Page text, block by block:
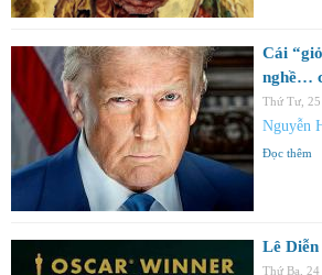
Cái
nghề…
Thứ Tư,
Nguyễn
Đọc thêm
Lê
Thứ Ba,